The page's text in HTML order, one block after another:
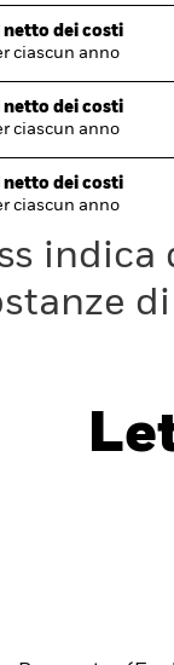
netto dei costi
ciascun anno
netto dei costi
ciascun anno
netto dei costi
ciascun anno